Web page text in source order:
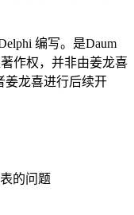
编写。是Daum
作权，并非由姜龙喜
姜龙喜进行后续开
的问题